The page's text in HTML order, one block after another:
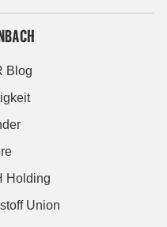
Blog
Holding
Union